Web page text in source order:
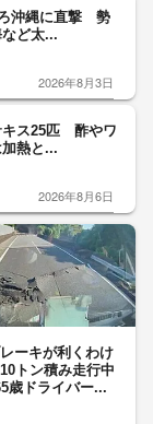
ろ沖縄に直撃 勢
ど太...
2026年8月3日
キス25匹 酢やワ
熱と...
2026年8月6日
レーキが利くわけ
トン積み走行中
ドライバー...